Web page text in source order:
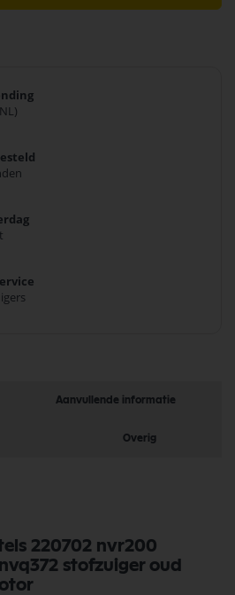
Aanvullende informatie
Overig
220702 nvr200
stofzuiger oud